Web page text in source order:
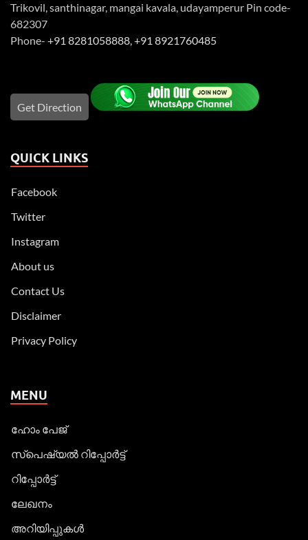
Trikovil, santhinagar, mangai kavala, udayamperur Pin code-
682307
Phone- +91 8281058888,+91 8921760485
Get Direction
QUICK LINKS
Facebook
Twitter
Instagram
About us
Contact Us
Disclaimer
Privacy Policy
MENU
ഹോം പേജ്
സ്പെഷ്യൽ റിപ്പോര്‍ട്ട്
റിപ്പോര്‍ട്ട്
ലേഖനം
അറിയിപ്പുകള്‍